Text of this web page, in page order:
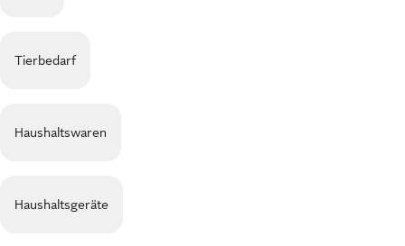
Tierbedarf
Haushaltswaren
Haushaltsgeräte